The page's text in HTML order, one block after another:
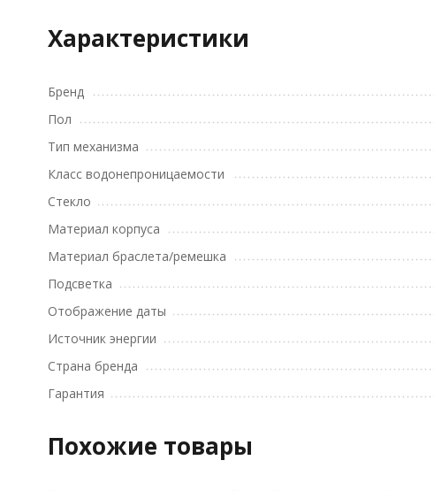
Характеристики
Бренд
Пол
Тип механизма
Класс водонепроницаемости
Стекло
Материал корпуса
Материал браслета/ремешка
Подсветка
Отображение даты
Источник энергии
Страна бренда
Гарантия
Похожие товары